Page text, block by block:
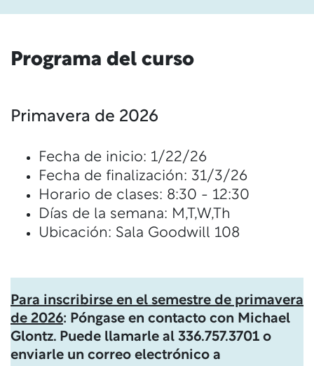
Programa del curso
Primavera de 2026
Fecha de inicio: 1/22/26
Fecha de finalización: 31/3/26
Horario de clases: 8:30 - 12:30
Días de la semana: M,T,W,Th
Ubicación: Sala Goodwill 108
Para inscribirse en el semestre de primavera
de 2026: Póngase en contacto con Michael
Glontz. Puede llamarle al 336.757.3701 o
enviarle un correo electrónico a